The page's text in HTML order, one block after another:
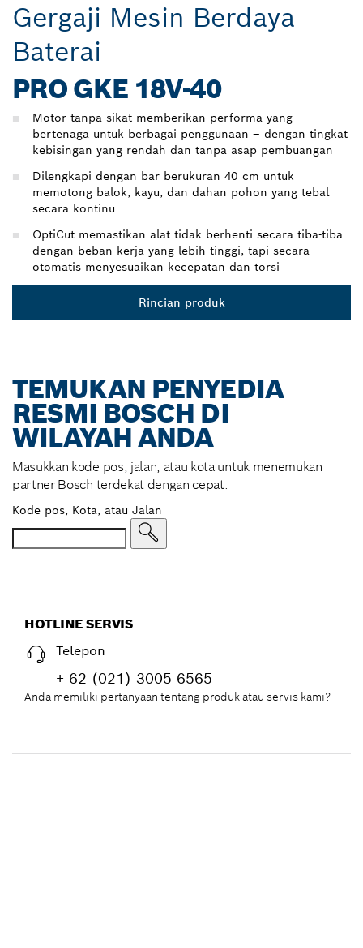
Gergaji Mesin Berdaya
Baterai
PRO GKE 18V-40
Motor tanpa sikat memberikan performa yang
bertenaga untuk berbagai penggunaan – dengan tingkat
kebisingan yang rendah dan tanpa asap pembuangan
Dilengkapi dengan bar berukuran 40 cm untuk
memotong balok, kayu, dan dahan pohon yang tebal
secara kontinu
OptiCut memastikan alat tidak berhenti secara tiba-tiba
dengan beban kerja yang lebih tinggi, tapi secara
otomatis menyesuaikan kecepatan dan torsi
Rincian produk
TEMUKAN PENYEDIA
RESMI BOSCH DI
WILAYAH ANDA
Masukkan kode pos, jalan, atau kota untuk menemukan
partner Bosch terdekat dengan cepat.
Kode pos, Kota, atau Jalan
HOTLINE SERVIS
Telepon
+ 62 (021) 3005 6565
Anda memiliki pertanyaan tentang produk atau servis kami?